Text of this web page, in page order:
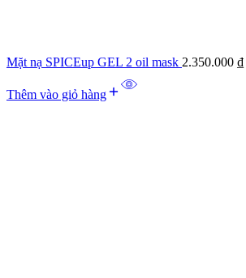
Mặt nạ SPICEup GEL 2 oil mask 2.350.000 ₫
Thêm vào giỏ hàng